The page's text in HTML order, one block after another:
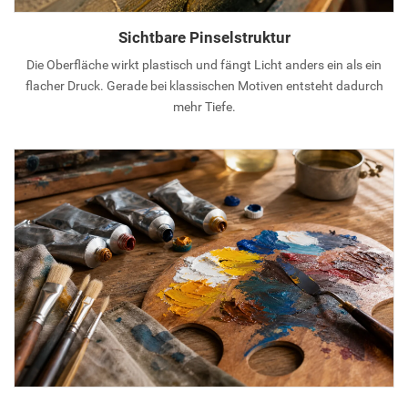
Sichtbare Pinselstruktur
Die Oberfläche wirkt plastisch und fängt Licht anders ein als ein
flacher Druck. Gerade bei klassischen Motiven entsteht dadurch
mehr Tiefe.